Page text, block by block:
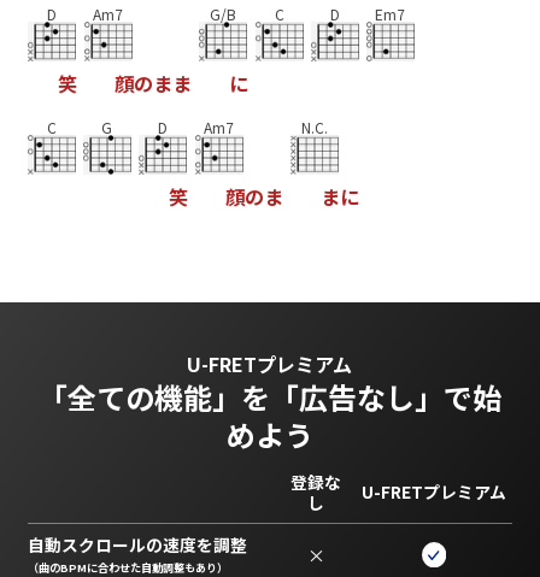
D
笑
Am7
顔のまま
G/B
に
C D Em7
C G D
笑
Am7
顔のま
N.C.
まに
U-FRETプレミアム
「全ての機能」を 「広告なし」で始
めよう
登録な
し
U-FRETプレミアム
自動スクロールの速度を調整
（曲のBPMに合わせた自動調整もあり） ×